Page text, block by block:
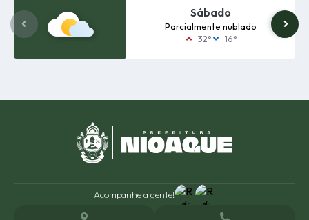
04/08/2026
Sábado
Parcialmente nublado
32°
16°
Acompanhe a gente!